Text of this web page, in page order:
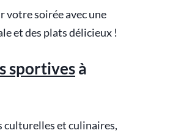
votre soirée avec une
et des plats délicieux !
sportivesà
culturelles et culinaires,